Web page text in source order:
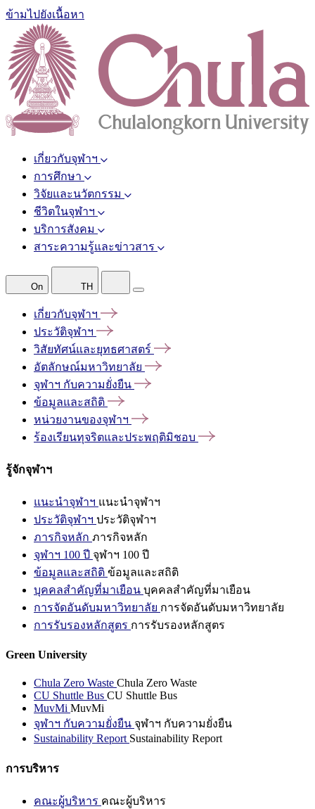
ข้ามไปยังเนื้อหา
เกี่ยวกับจุฬาฯ
การศึกษา
วิจัยและนวัตกรรม
ชีวิตในจุฬาฯ
บริการสังคม
สาระความรู้และข่าวสาร
On TH
เกี่ยวกับจุฬาฯ
ประวัติจุฬาฯ
วิสัยทัศน์และยุทธศาสตร์
อัตลักษณ์มหาวิทยาลัย
จุฬาฯ กับความยั่งยืน
ข้อมูลและสถิติ
หน่วยงานของจุฬาฯ
ร้องเรียนทุจริตและประพฤติมิชอบ
รู้จักจุฬาฯ
แนะนำจุฬาฯ แนะนำจุฬาฯ
ประวัติจุฬาฯ ประวัติจุฬาฯ
ภารกิจหลัก ภารกิจหลัก
จุฬาฯ 100 ปี จุฬาฯ 100 ปี
ข้อมูลและสถิติ ข้อมูลและสถิติ
บุคคลสำคัญที่มาเยือน บุคคลสำคัญที่มาเยือน
การจัดอันดับมหาวิทยาลัย การจัดอันดับมหาวิทยาลัย
การรับรองหลักสูตร การรับรองหลักสูตร
Green University
Chula Zero Waste Chula Zero Waste
CU Shuttle Bus CU Shuttle Bus
MuvMi MuvMi
จุฬาฯ กับความยั่งยืน จุฬาฯ กับความยั่งยืน
Sustainability Report Sustainability Report
การบริหาร
คณะผู้บริหาร คณะผู้บริหาร